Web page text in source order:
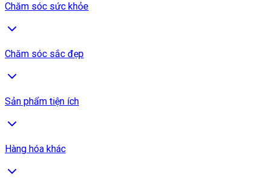
Chăm sóc sức khỏe
Chăm sóc sắc đẹp
Sản phẩm tiện ích
Hàng hóa khác